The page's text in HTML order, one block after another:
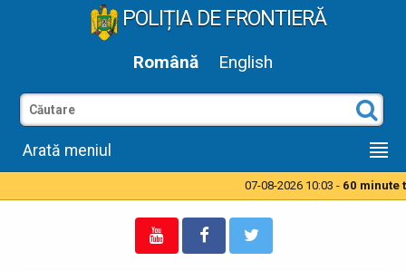
POLIȚIA DE FRONTIERĂ
Română English
Arată meniul
07-08-2026 10:03 - 60 minute